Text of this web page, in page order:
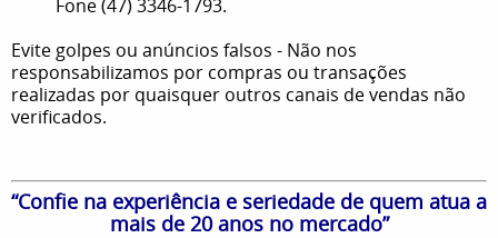
Fone (47) 3346-1793.
Evite golpes ou anúncios falsos - Não nos
responsabilizamos por compras ou transações
realizadas por quaisquer outros canais de vendas não
verificados.
“Confie na experiência e seriedade de quem atua a
mais de 20 anos no mercado”